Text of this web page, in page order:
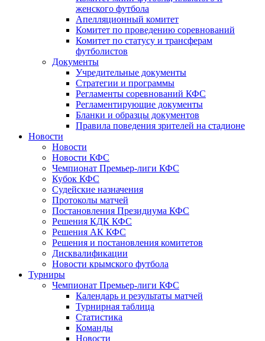
женского футбола
Апелляционный комитет
Комитет по проведению соревнований
Комитет по статусу и трансферам
футболистов
Документы
Учредительные документы
Стратегии и программы
Регламенты соревнований КФС
Регламентирующие документы
Бланки и образцы документов
Правила поведения зрителей на стадионе
Новости
Новости
Новости КФС
Чемпионат Премьер-лиги КФС
Кубок КФС
Судейские назначения
Протоколы матчей
Постановления Президиума КФС
Решения КДК КФС
Решения АК КФС
Решения и постановления комитетов
Дисквалификации
Новости крымского футбола
Турниры
Чемпионат Премьер-лиги КФС
Календарь и результаты матчей
Турнирная таблица
Статистика
Команды
Новости